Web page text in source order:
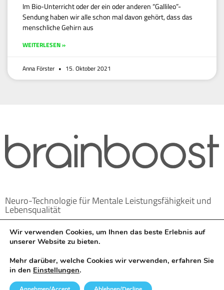
Im Bio-Unterricht oder der ein oder anderen “Gallileo”-
Sendung haben wir alle schon mal davon gehört, dass das
menschliche Gehirn aus
WEITERLESEN »
Anna Förster 15. Oktober 2021
Neuro-Technologie für Mentale Leistungsfähigkeit und
Lebensqualität
Wir verwenden Cookies, um Ihnen das beste Erlebnis auf
unserer Website zu bieten.
Mehr darüber, welche Cookies wir verwenden, erfahren Sie
in den Einstellungen.